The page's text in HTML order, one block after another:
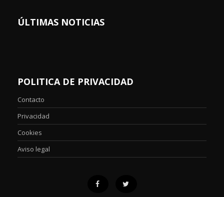
ÚLTIMAS NOTICIAS
POLITICA DE PRIVACIDAD
Contacto
Privacidad
Cookies
Aviso legal